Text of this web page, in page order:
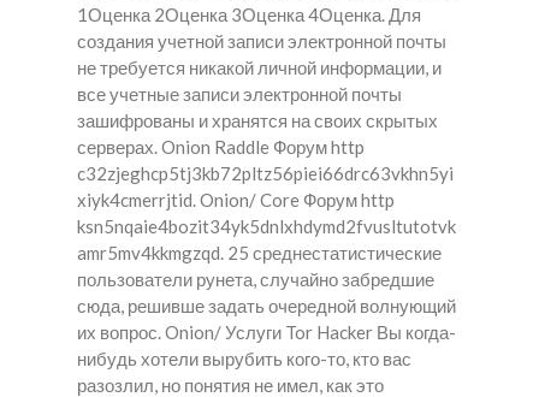
1Оценка 2Оценка 3Оценка 4Оценка. Для
создания учетной записи электронной почты
не требуется никакой личной информации, и
все учетные записи электронной почты
зашифрованы и хранятся на своих скрытых
серверах. Onion Raddle Форум http
c32zjeghcp5tj3kb72pltz56piei66drc63vkhn5yi
xiyk4cmerrjtid. Onion/ Core Форум http
ksn5nqaie4bozit34yk5dnlxhdymd2fvusltutotvk
amr5mv4kkmgzqd. 25 среднестатистические
пользователи рунета, случайно забредшие
сюда, решивше задать очередной волнующий
их вопрос. Onion/ Услуги Tor Hacker Вы когда-
нибудь хотели вырубить кого-то, кто вас
разозлил, но понятия не имел, как это